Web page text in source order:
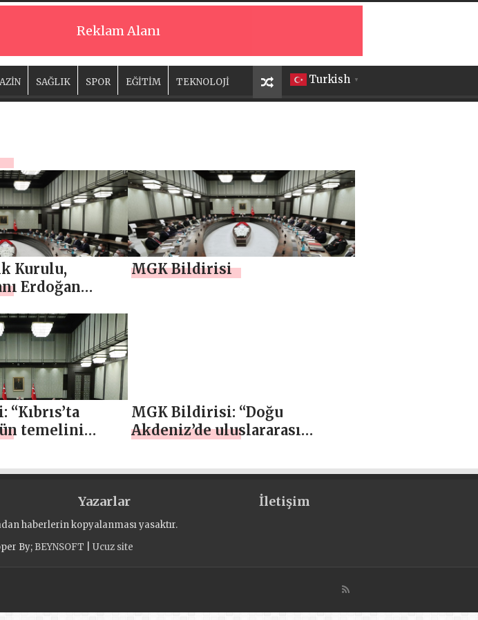
Reklam Alanı
Turkish ▼
SAĞLIK SPOR EĞİTİM TEKNOLOJİ
Kurulu,
Erdoğan
MGK Bildirisi
temelini
MGK Bildirisi: “Doğu
Akdeniz’de uluslararası
menfaatlerimizi korumakta
Yazarlar İletişim
haberlerin kopyalanması yasaktır.
By; BEYNSOFT Ucuz site